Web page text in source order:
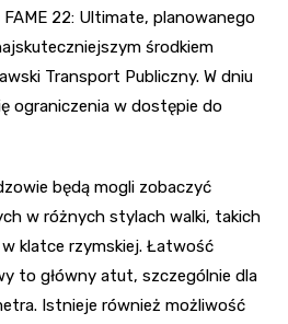
22: Ultimate, planowanego
środkiem
Transport Publiczny. W dniu
ograniczenia w dostępie do
będą mogli zobaczyć
w różnych stylach walki, takich
w klatce rzymskiej. Łatwość
to główny atut, szczególnie dla
Istnieje również możliwość